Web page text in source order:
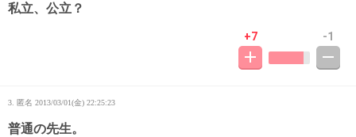
私立、公立？
+7 -1
3. 匿名 2013/03/01(金) 22:25:23
普通の先生。